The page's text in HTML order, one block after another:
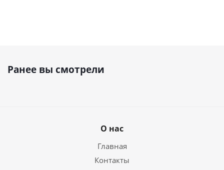
Ранее вы смотрели
О нас
Главная
Контакты